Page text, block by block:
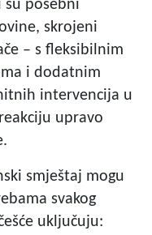
su posebni
skrojeni
– s fleksibilnim
i dodatnim
intervencija u
upravo
smještaj mogu
svakog
uključuju: